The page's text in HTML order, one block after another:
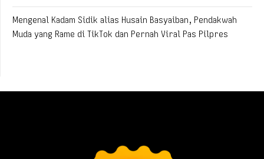
Mengenal Kadam Sidik alias Husain Basyaiban, Pendakwah
Muda yang Rame di TikTok dan Pernah Viral Pas Pilpres